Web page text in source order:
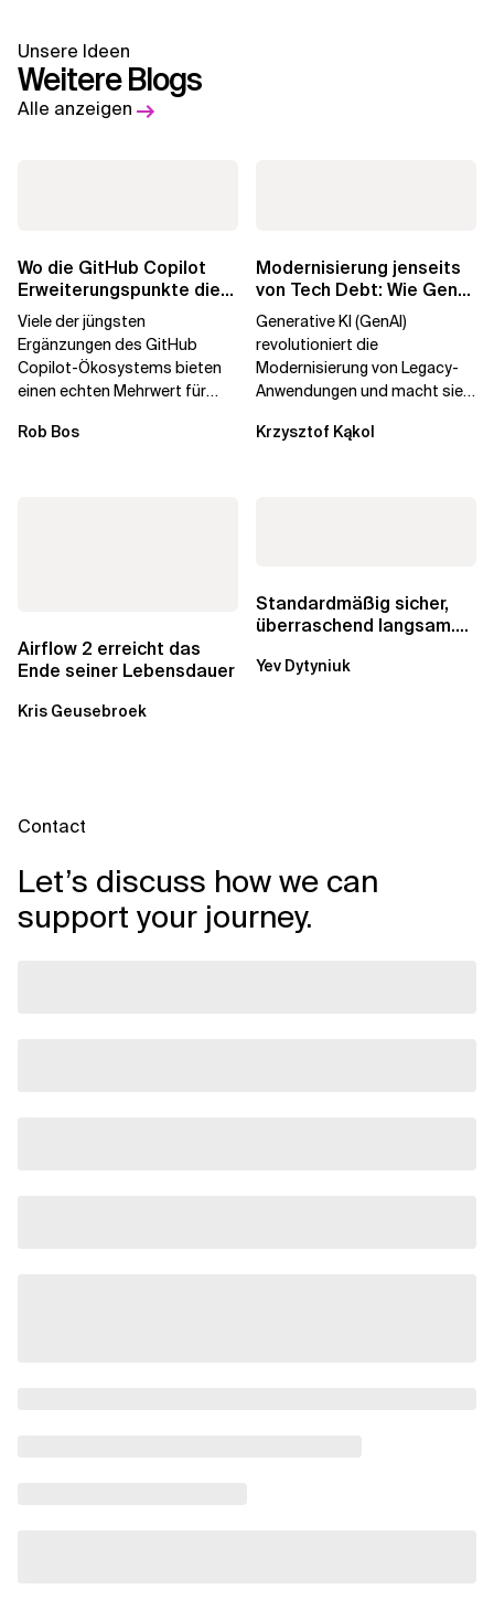
Unsere Ideen
Weitere Blogs
Alle anzeigen
Wo die GitHub Copilot
Erweiterungspunkte die
Governance brechen
Viele der jüngsten
Ergänzungen des GitHub
Copilot-Ökosystems bieten
einen echten Mehrwert für
aber auch die...
Rob Bos
Modernisierung jenseits
von Tech Debt: Wie GenAI
die
Generative KI (GenAI)
revolutioniert die
Modernisierung von Legacy-
Anwendungen und macht sie
Durch die Automatisierung...
Krzysztof Kąkol
Airflow 2 erreicht das
Ende seiner Lebensdauer
Kris Geusebroek
Standardmäßig sicher,
überraschend langsam.
über die RDS...
Yev Dytyniuk
Contact
Let’s discuss how we can
support your journey.